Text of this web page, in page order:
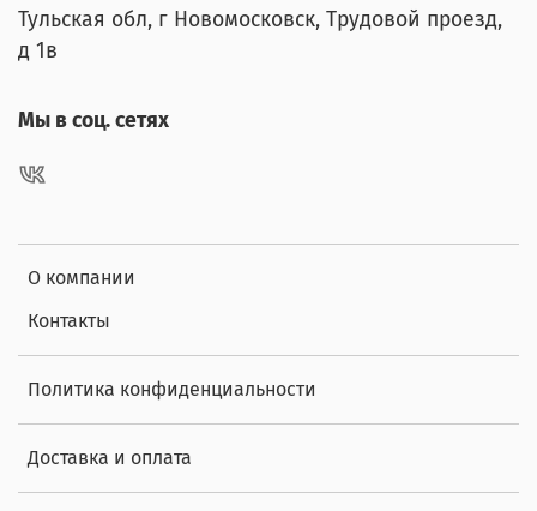
О компании
Контакты
Политика конфиденциальности
Доставка и оплата
Тульская обл, г Новомосковск, Трудовой проезд,
д 1в
Мы в соц. сетях